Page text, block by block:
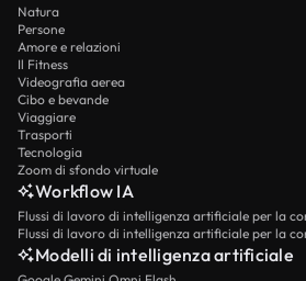
Natura
Persone
Amore e relazioni
Il Fitness
Videografia aerea
Cibo e bevande
Viaggiare
Trasporti
Tecnologia
Zoom di sfondo virtuale
Workflow IA
Flussi di lavoro di intelligenza artificiale per la
Modelli di intelligenza artificiale